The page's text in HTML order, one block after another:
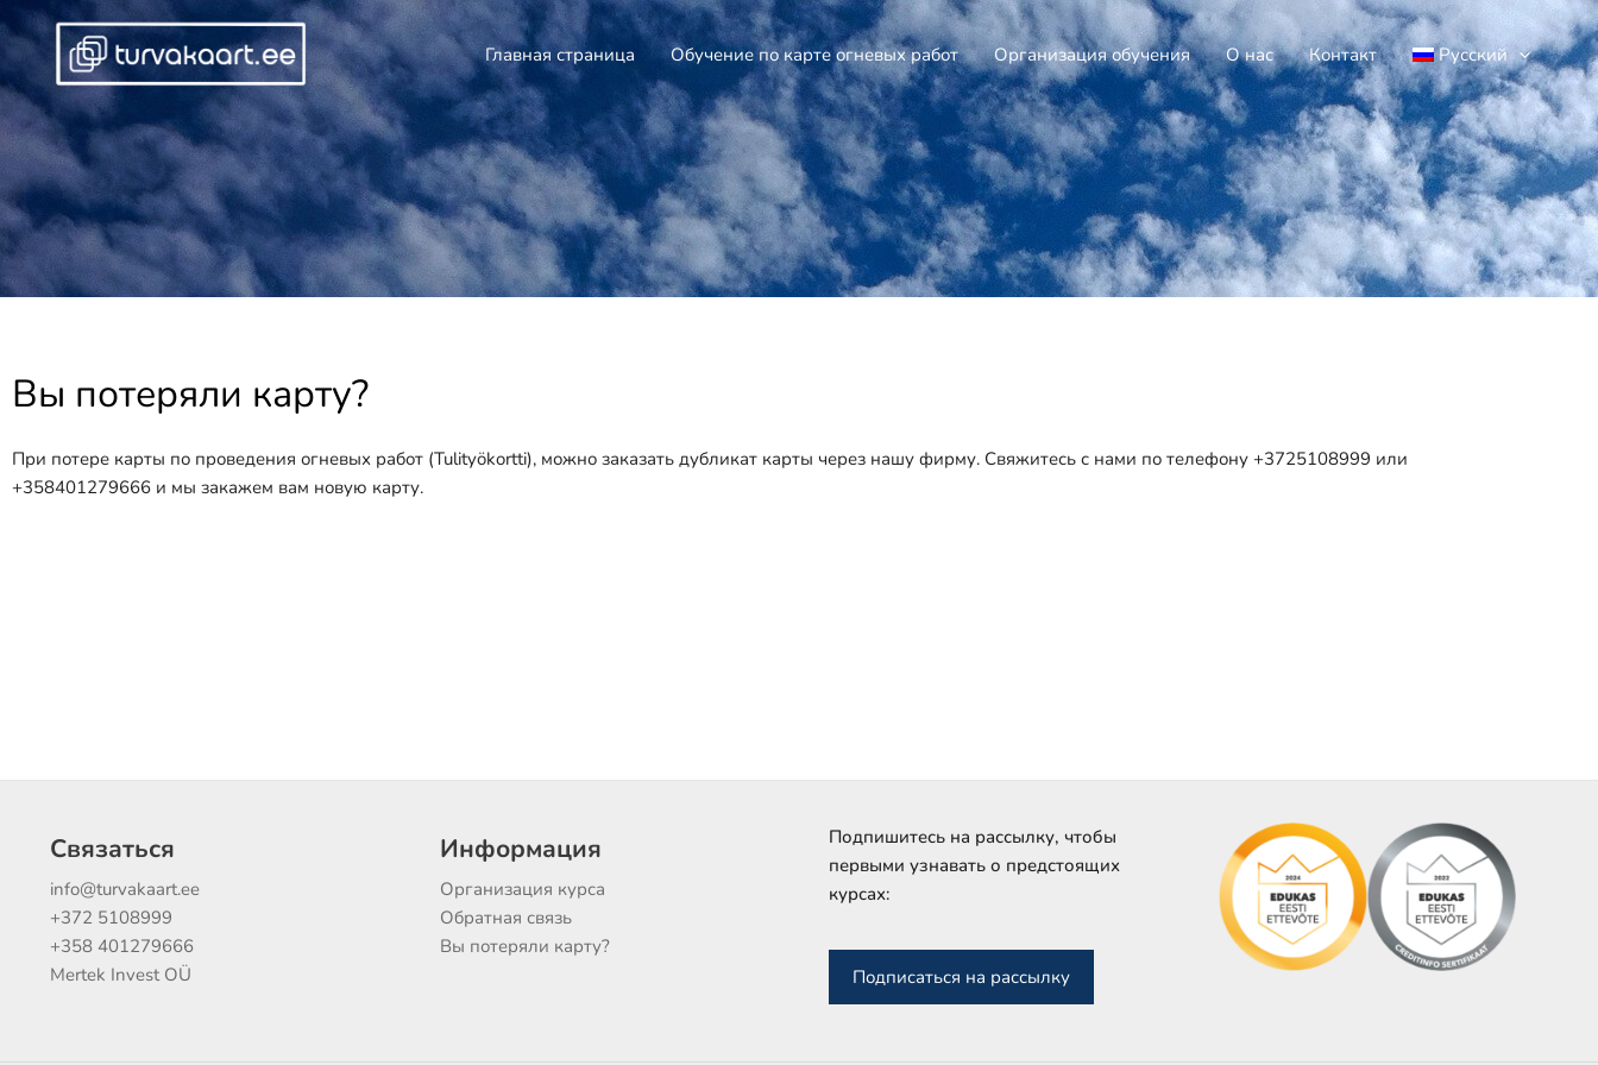
Перейти
содержимому
Главная страница Обучение по карте огневых работ Организация обучения О нас Контакт Русский
Вы потеряли карту?
При потере карты по проведения огневых работ (Tulityökortti), можно заказать дубликат карты через нашу фирму. Cвяжитесь с нами по телефону +3725108999 или
+358401279666 и мы закажем вам новую карту.
Связаться
info@turvakaart.ee
+372 5108999
+358 401279666
Mertek Invest OÜ
Информация
Организация курса
Обратная связь
Вы потеряли карту?
Подпишитесь на рассылку, чтобы
первыми узнавать о предстоящих
курсах:
Подписаться на рассылку